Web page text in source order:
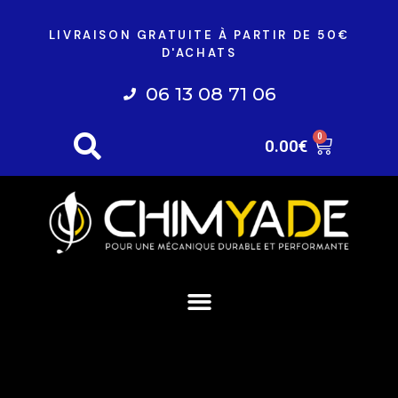
LIVRAISON GRATUITE À PARTIR DE 50€
D'ACHATS
06 13 08 71 06
0.00€ 0